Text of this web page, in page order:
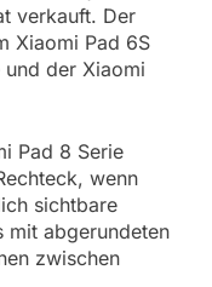
verkauft. Der
Xiaomi Pad 6S
und der Xiaomi
Pad 8 Serie
wenn
sichtbare
mit abgerundeten
zwischen